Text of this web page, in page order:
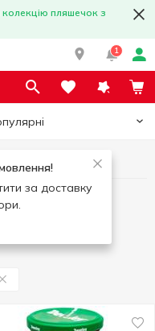
пляшечок з
1
за доставку
Кетчуп Develey